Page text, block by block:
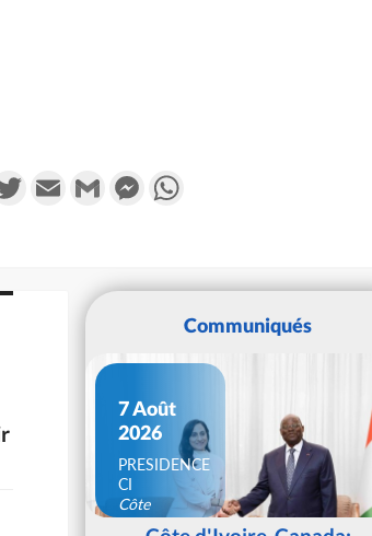
TwitterEmail Gmail Messenger
Communiqués
7 Août
2026
PRESIDENCE
CI
Côte
d'Ivoire